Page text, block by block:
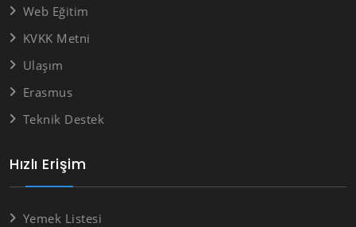
Hızlı Erişim
Yemek Listesi
Web Eğitim
KVKK Metni
Ulaşım
Erasmus
Teknik Destek